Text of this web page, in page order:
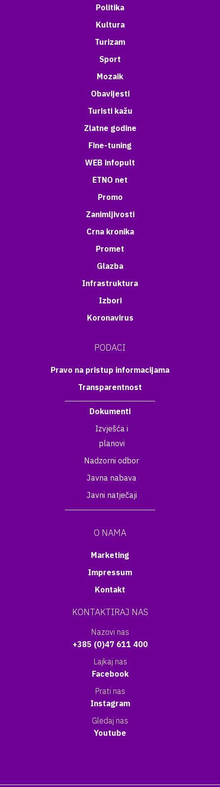
Politika
Kultura
Turizam
Sport
Mozaik
Obavijesti
Turisti kažu
Zlatne godine
Fine-tuning
WEB infopult
ETNO net
Promo
Zanimljivosti
Crna kronika
Promet
Glazba
Infrastruktura
Izbori
Koronavirus
PODACI
Pravo na pristup informacijama
Transparentnost
Dokumenti
Izvješća i
planovi
Nadzorni odbor
Javna nabava
Javni natječaji
O NAMA
Marketing
Impressum
Kontakt
KONTAKTIRAJ NAS
Nazovi nas
+385 (0)47 611 400
Lajkaj nas
Facebook
Prati nas
Instagram
Gledaj nas
Youtube